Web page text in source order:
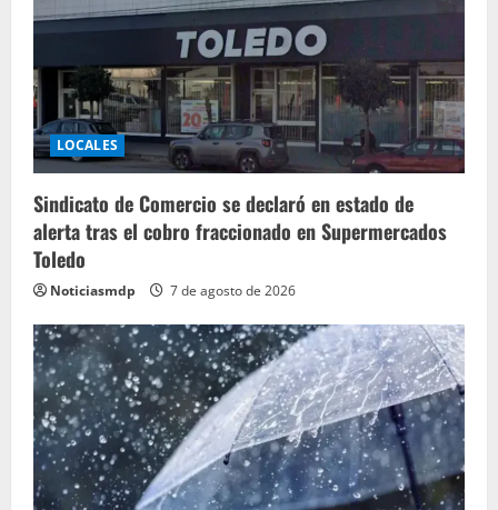
LOCALES
Sindicato de Comercio se declaró en estado de
alerta tras el cobro fraccionado en Supermercados
Toledo
Noticiasmdp 7 de agosto de 2026